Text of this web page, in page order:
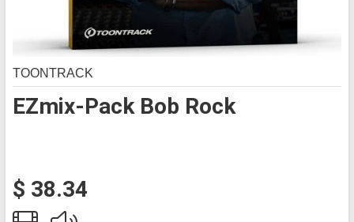
EZmix-Pack Bob Rock
TOONTRACK
$ 38.34